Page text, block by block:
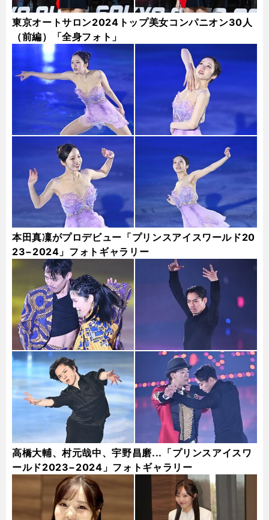
東京オートサロン2024トップ美女コンパニオン30人
（前編）「全身フォト」
本田真凜がプロデビュー「プリンスアイスワールド20
23−2024」フォトギャラリー
高橋大輔、村元哉中、宇野昌磨...「プリンスアイスワ
ールド2023−2024」フォトギャラリー